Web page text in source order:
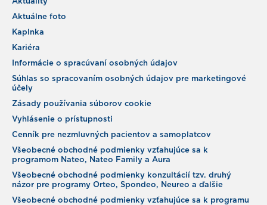
Aktuálne foto
Kaplnka
Kariéra
Informácie o spracúvaní osobných údajov
Súhlas so spracovaním osobných údajov pre marketingové
účely
Zásady používania súborov cookie
Vyhlásenie o prístupnosti
Cenník pre nezmluvných pacientov a samoplatcov
Všeobecné obchodné podmienky vzťahujúce sa k
programom Nateo, Nateo Family a Aura
Všeobecné obchodné podmienky konzultácií tzv. druhý
názor pre programy Orteo, Spondeo, Neureo a ďalšie
Všeobecné obchodné podmienky vzťahujúce sa k programu